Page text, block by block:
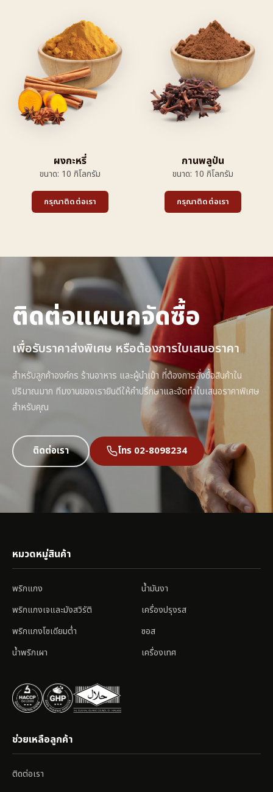
ผงกะหรี่
ขนาด: 10 กิโลกรัม
กรุณาติดต่อเรา
กานพลูป่น
ขนาด: 10 กิโลกรัม
กรุณาติดต่อเรา
ติดต่อแผนกจัดซื้อ
เพื่อรับราคาส่งพิเศษ หรือต้องการใบเสนอราคา
สำหรับลูกค้าองค์กร ร้านอาหาร และผู้นำเข้า ที่ต้องการสั่งซื้อสินค้าใน
ปริมาณมาก ทีมงานของเรายินดีให้คำปรึกษาและจัดทำใบเสนอราคาพิเศษ
สำหรับคุณ
ติดต่อเรา โทร 02-8098234
หมวดหมู่สินค้า
พริกแกง
พริกแกงเจและมังสวิรัติ
พริกแกงโซเดียมต่ำ
น้ำพริกเผา
น้ำมันงา
เครื่องปรุงรส
ซอส
เครื่องเทศ
ช่วยเหลือลูกค้า
ติดต่อเรา